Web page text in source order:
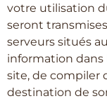
votre utilisation
seront
serveurs situés
information dans
site, de compiler
destination de